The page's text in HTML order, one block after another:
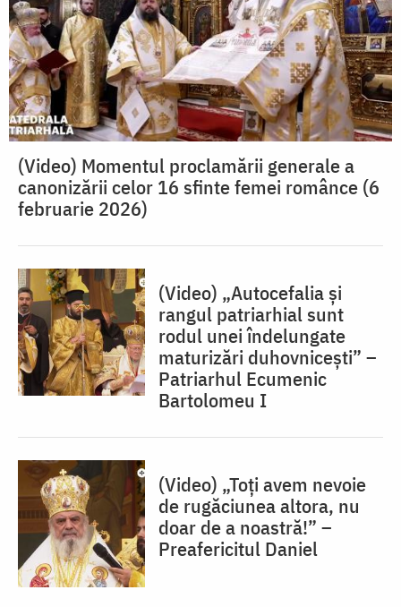
(Video) Momentul proclamării generale a
canonizării celor 16 sfinte femei românce (6
februarie 2026)
(Video) „Autocefalia și
rangul patriarhial sunt
rodul unei îndelungate
maturizări duhovnicești” –
Patriarhul Ecumenic
Bartolomeu I
(Video) „Toți avem nevoie
de rugăciunea altora, nu
doar de a noastră!” –
Preafericitul Daniel